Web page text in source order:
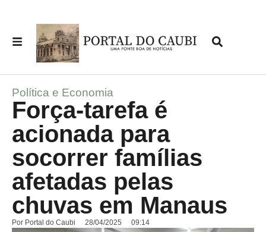
Política e Economia
Força-tarefa é
acionada para
socorrer famílias
afetadas pelas
chuvas em Manaus
Por Portal do Caubi 28/04/2025 09:14